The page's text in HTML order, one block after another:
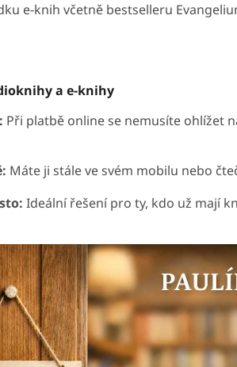
e-knih včetně bestselleru
a e-knihy
Při platbě online se nemusíte ohlížet
Máte ji stále ve svém mobilu nebo
Ideální řešení pro ty, kdo už mají